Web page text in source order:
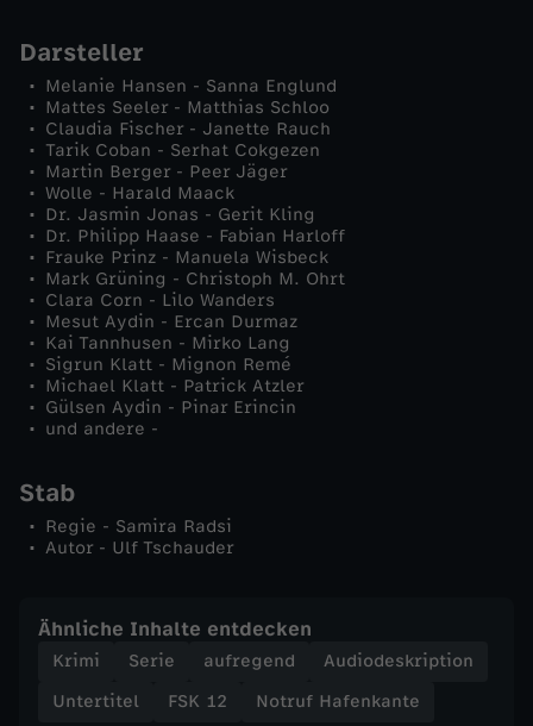
e
i
t
e
n
k
r
i
e
Darsteller
Melanie Hansen - Sanna Englund
Mattes Seeler - Matthias Schloo
Claudia Fischer - Janette Rauch
Tarik Coban - Serhat Cokgezen
Martin Berger - Peer Jäger
Wolle - Harald Maack
Dr. Jasmin Jonas - Gerit Kling
Dr. Philipp Haase - Fabian Harloff
Frauke Prinz - Manuela Wisbeck
Mark Grüning - Christoph M. Ohrt
Clara Corn - Lilo Wanders
Mesut Aydin - Ercan Durmaz
Kai Tannhusen - Mirko Lang
Sigrun Klatt - Mignon Remé
Michael Klatt - Patrick Atzler
Gülsen Aydin - Pinar Erincin
und andere -
Stab
Regie - Samira Radsi
Autor - Ulf Tschauder
Ähnliche Inhalte entdecken
Krimi Serie aufregend
Audiodeskription
Untertitel
FSK 12 Notruf Hafenkante